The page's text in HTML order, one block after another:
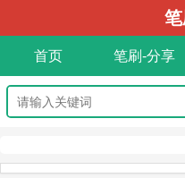
首页 笔刷-分享